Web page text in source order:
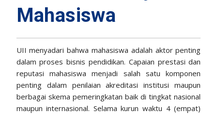
Mahasiswa
UII menyadari bahwa mahasiswa adalah aktor penting
dalam proses bisnis pendidikan. Capaian prestasi dan
reputasi mahasiswa menjadi salah satu komponen
penting dalam penilaian akreditasi institusi maupun
berbagai skema pemeringkatan baik di tingkat nasional
maupun internasional. Selama kurun waktu 4 (empat)